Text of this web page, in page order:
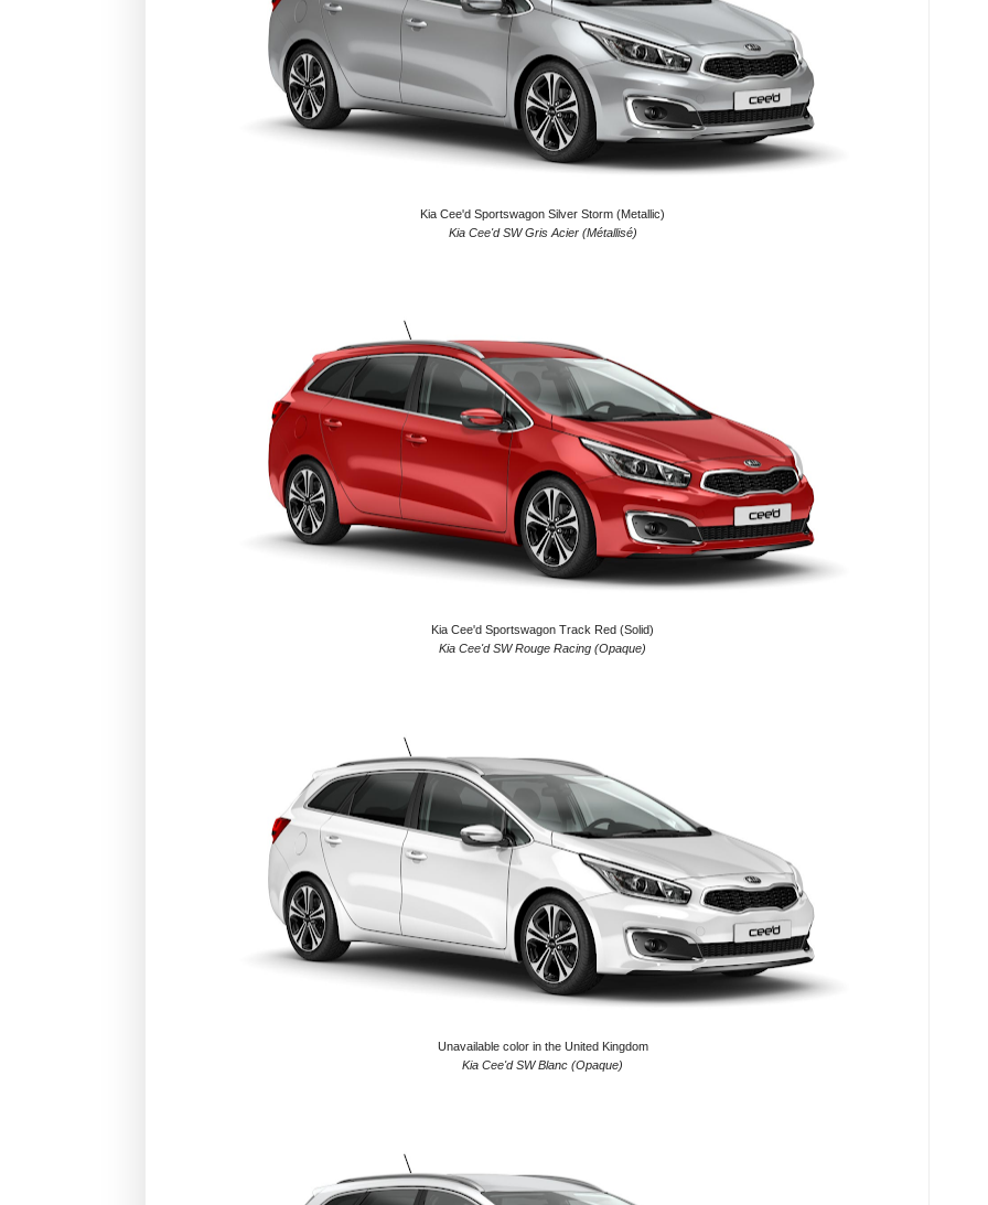
Kia Cee'd Sportswagon Silver Storm (Metallic)
Kia Cee'd SW Gris Acier (Métallisé)
Kia Cee'd Sportswagon Track Red (Solid)
Kia Cee'd SW Rouge Racing (Opaque)
Unavailable color in the United Kingdom
Kia Cee'd SW Blanc (Opaque)